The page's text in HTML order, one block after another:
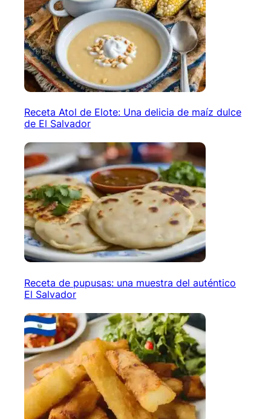
Receta Atol de Elote: Una delicia de maíz dulce
de El Salvador
Receta de pupusas: una muestra del auténtico
El Salvador